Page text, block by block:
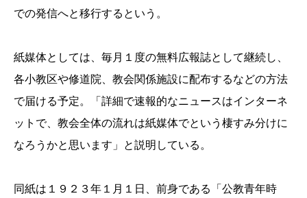
での発信へと移行するという。
紙媒体としては、毎月１度の無料広報誌として継続し、
各小教区や修道院、教会関係施設に配布するなどの方法
で届ける予定。「詳細で速報的なニュースはインターネ
ットで、教会全体の流れは紙媒体でという棲すみ分けに
なろうかと思います」と説明している。
同紙は１９２３年１月１日、前身である「公教青年時